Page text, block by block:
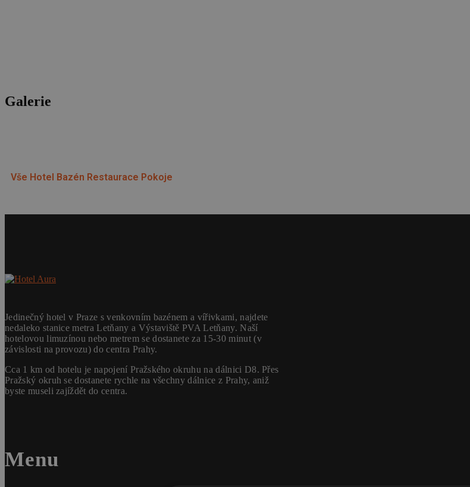
Galerie
Vše Hotel Bazén Restaurace Pokoje
Jedinečný hotel v Praze s venkovním bazénem a vířivkami, najdete
nedaleko stanice metra Letňany a Výstaviště PVA Letňany. Naší
hotelovou limuzínou nebo metrem se dostanete za 15-30 minut (v
závislosti na provozu) do centra Prahy.
Cca 1 km od hotelu je napojení Pražského okruhu na dálnici D8. Přes
Pražský okruh se dostanete rychle na všechny dálnice z Prahy, aniž
byste museli zajíždět do centra.
Menu